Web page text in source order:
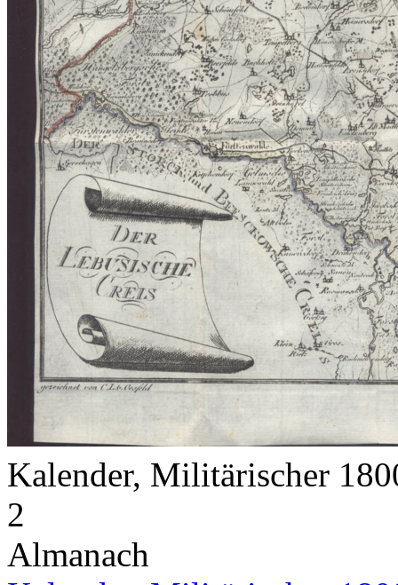
Kalender, Militärischer
2
Almanach